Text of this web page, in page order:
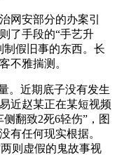
安部分的办案引
了手段的“手艺升
假旧事的东西。长
不雅揣测。
近期底子没有发生
近赵某正在某短视频
翻致2死6轻伤”，图
有任何现实根据。
则虚假的鬼故事视